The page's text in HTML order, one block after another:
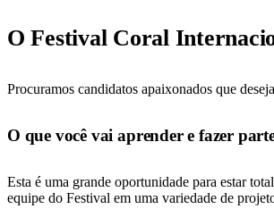
O Festival Coral
Procuramos candidatos apaixonados que
O que você vai aprender e fazer
Esta é uma grande oportunidade para estar
equipe do Festival em uma variedade de